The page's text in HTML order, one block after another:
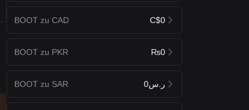
BOOT zu CAD C$0
BOOT zu PKR ₨0
BOOT zu SAR ر.س0